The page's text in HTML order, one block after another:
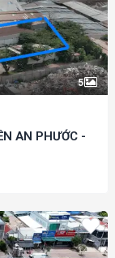
5
AN PHƯỚC -